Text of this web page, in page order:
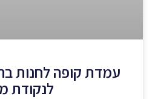
עמדת קופה לחנות
לנקודת